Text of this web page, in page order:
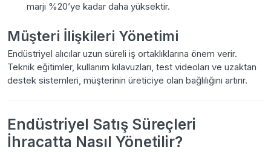
marjı %20’ye kadar daha yüksektir.
Müşteri İlişkileri Yönetimi
Endüstriyel alıcılar uzun süreli iş ortaklıklarına önem verir.
Teknik eğitimler, kullanım kılavuzları, test videoları ve uzaktan
destek sistemleri, müşterinin üreticiye olan bağlılığını artırır.
Endüstriyel Satış Süreçleri
İhracatta Nasıl Yönetilir?